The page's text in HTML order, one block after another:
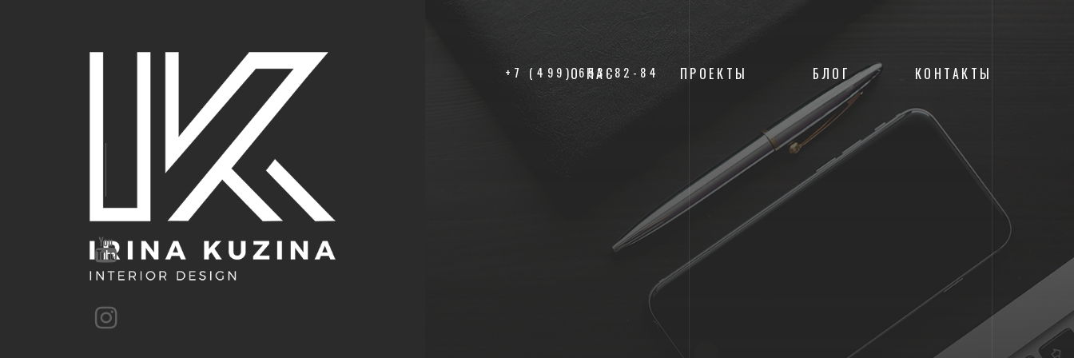
+7 (499) 653-82-84
О НАС ПРОЕКТЫ БЛОГ КОНТАКТЫ